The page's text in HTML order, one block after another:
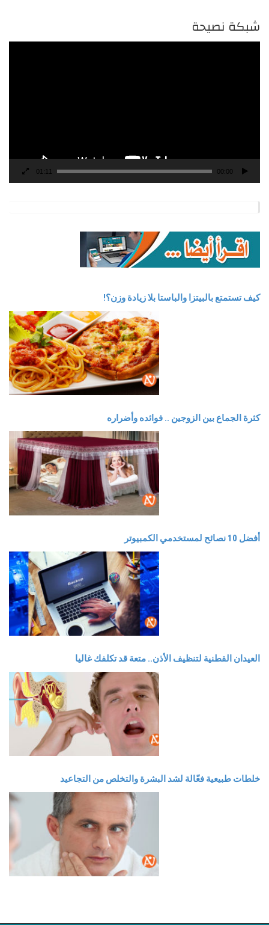
شبكة نصيحة
00:00
01:11
كيف تستمتع بالبيتزا والباستا بلا زيادة وزن؟!
كثرة الجماع بين الزوجين .. فوائده وأضراره
أفضل 10 نصائح لمستخدمي الكمبيوتر
العيدان القطنية لتنظيف الأذن.. متعة قد تكلفك غاليا
خلطات طبيعية فعّالة لشد البشرة والتخلص من التجاعيد